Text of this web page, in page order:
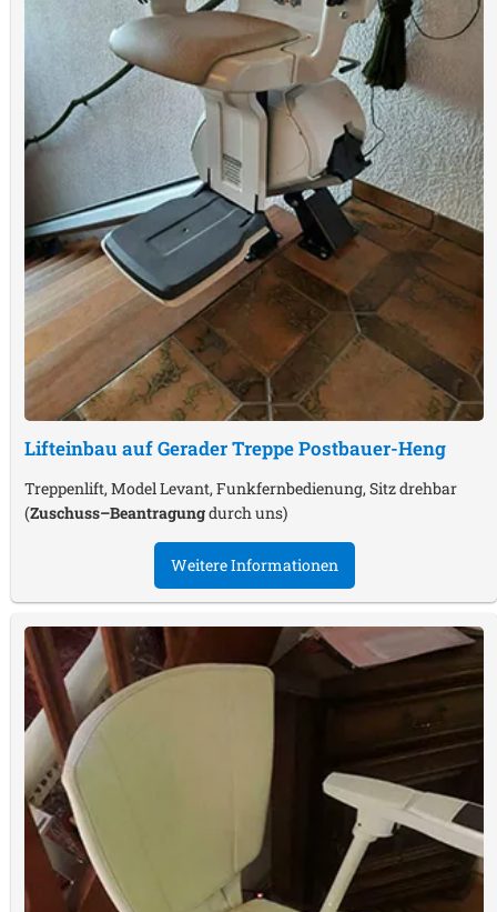
Lifteinbau auf Gerader TreppePostbauer-Heng
Treppenlift, Model Levant, Funkfernbedienung, Sitz drehbar
(Zuschuss–Beantragungdurch uns)
Weitere Informationen